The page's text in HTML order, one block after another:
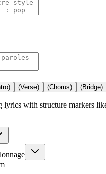
(Verse) (Chorus) (Bridge)
lyrics with structure markers